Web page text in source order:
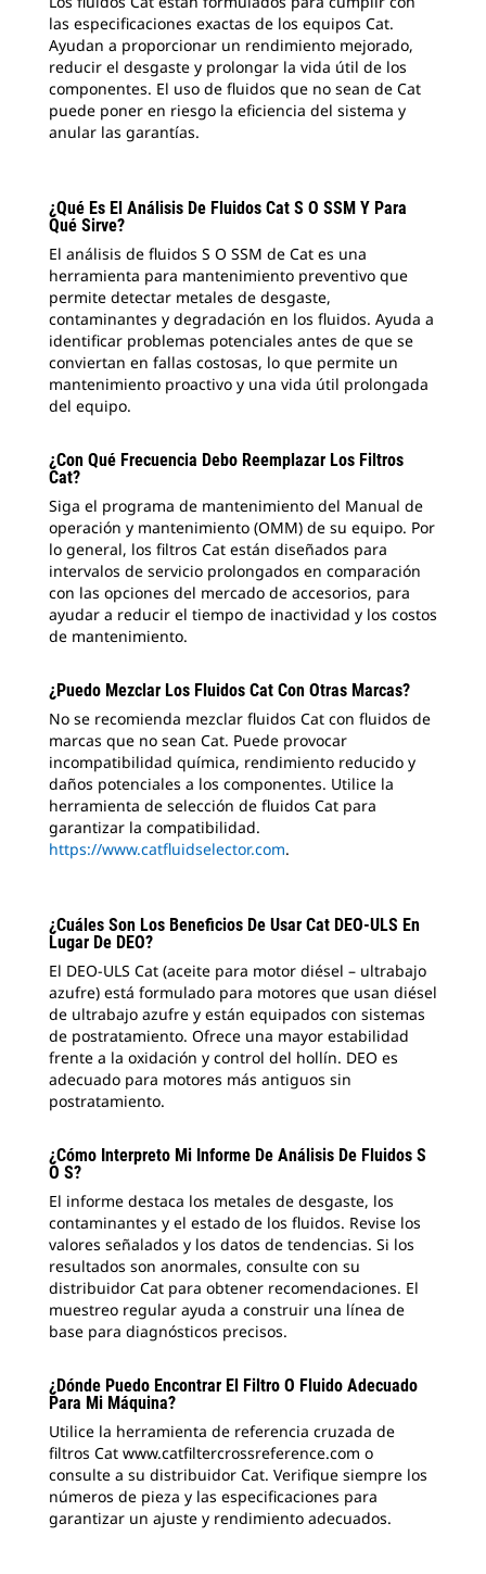
las especificaciones exactas de los equipos Cat.
Ayudan a proporcionar un rendimiento mejorado,
reducir el desgaste y prolongar la vida útil de los
componentes. El uso de fluidos que no sean de Cat
puede poner en riesgo la eficiencia del sistema y
anular las garantías.
¿Qué Es El Análisis De Fluidos Cat S O SSM Y Para
Qué Sirve?
El análisis de fluidos S O SSM de Cat es una
herramienta para mantenimiento preventivo que
permite detectar metales de desgaste,
contaminantes y degradación en los fluidos. Ayuda a
identificar problemas potenciales antes de que se
conviertan en fallas costosas, lo que permite un
mantenimiento proactivo y una vida útil prolongada
del equipo.
¿Con Qué Frecuencia Debo Reemplazar Los Filtros
Cat?
Siga el programa de mantenimiento del Manual de
operación y mantenimiento (OMM) de su equipo. Por
lo general, los filtros Cat están diseñados para
intervalos de servicio prolongados en comparación
con las opciones del mercado de accesorios, para
ayudar a reducir el tiempo de inactividad y los costos
de mantenimiento.
¿Puedo Mezclar Los Fluidos Cat Con Otras Marcas?
No se recomienda mezclar fluidos Cat con fluidos de
marcas que no sean Cat. Puede provocar
incompatibilidad química, rendimiento reducido y
daños potenciales a los componentes. Utilice la
herramienta de selección de fluidos Cat para
garantizar la compatibilidad.
https://www.catfluidselector.com.
¿Cuáles Son Los Beneficios De Usar Cat DEO-ULS En
Lugar De DEO?
El DEO-ULS Cat (aceite para motor diésel – ultrabajo
azufre) está formulado para motores que usan diésel
de ultrabajo azufre y están equipados con sistemas
de postratamiento. Ofrece una mayor estabilidad
frente a la oxidación y control del hollín. DEO es
adecuado para motores más antiguos sin
postratamiento.
¿Cómo Interpreto Mi Informe De Análisis De Fluidos S
O S?
El informe destaca los metales de desgaste, los
contaminantes y el estado de los fluidos. Revise los
valores señalados y los datos de tendencias. Si los
resultados son anormales, consulte con su
distribuidor Cat para obtener recomendaciones. El
muestreo regular ayuda a construir una línea de
base para diagnósticos precisos.
¿Dónde Puedo Encontrar El Filtro O Fluido Adecuado
Para Mi Máquina?
Utilice la herramienta de referencia cruzada de
filtros Cat www.catfiltercrossreference.com o
consulte a su distribuidor Cat. Verifique siempre los
números de pieza y las especificaciones para
garantizar un ajuste y rendimiento adecuados.